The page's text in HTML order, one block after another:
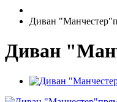
Диван
Диван